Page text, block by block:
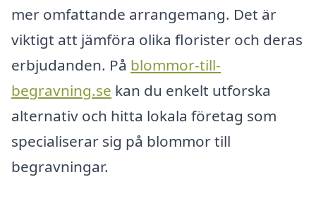
mer omfattande arrangemang. Det är
viktigt att jämföra olika florister och deras
erbjudanden. På blommor-till-
begravning.se kan du enkelt utforska
alternativ och hitta lokala företag som
specialiserar sig på blommor till
begravningar.